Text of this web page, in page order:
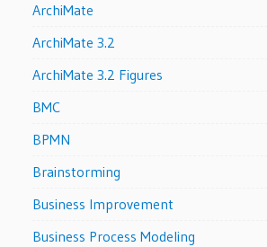
ArchiMate
ArchiMate 3.2
ArchiMate 3.2 Figures
BMC
BPMN
Brainstorming
Business Improvement
Business Process Modeling